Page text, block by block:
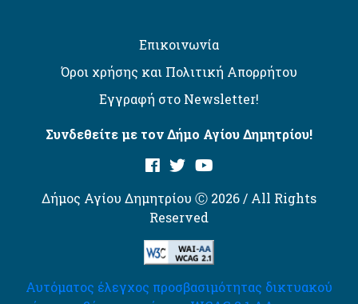
Επικοινωνία
Όροι χρήσης και Πολιτική Απορρήτου
Εγγραφή στο Newsletter!
Συνδεθείτε με τον Δήμο Αγίου Δημητρίου!
Δήμος Αγίου Δημητρίου Ⓒ 2026 / All Rights
Reserved
Αυτόματος έλεγχος προσβασιμότητας δικτυακού